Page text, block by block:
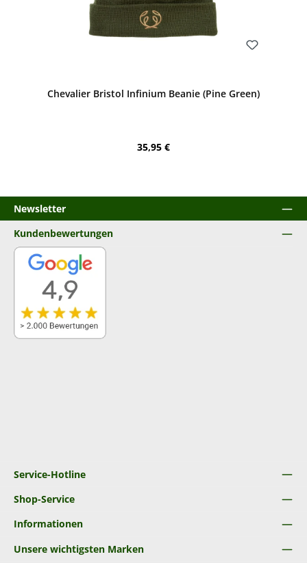
Chevalier Bristol Infinium Beanie (Pine Green)
Regulärer Preis:
35,95 €
Newsletter
Service-Hotline
Shop-Service
Informationen
Unsere wichtigsten Marken
Kundenbewertungen